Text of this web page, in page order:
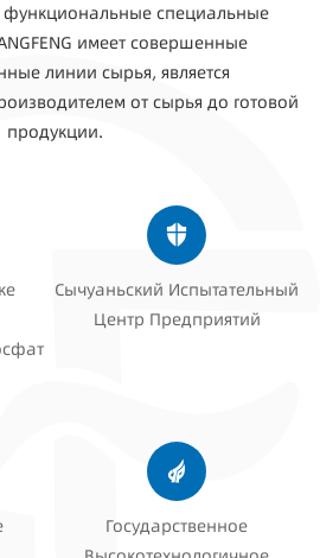
специальные
имеет совершенные
линии сырья, является
от сырья до готовой
продукции.
Сычуаньский Испытательный
Центр Предприятий
Государственное